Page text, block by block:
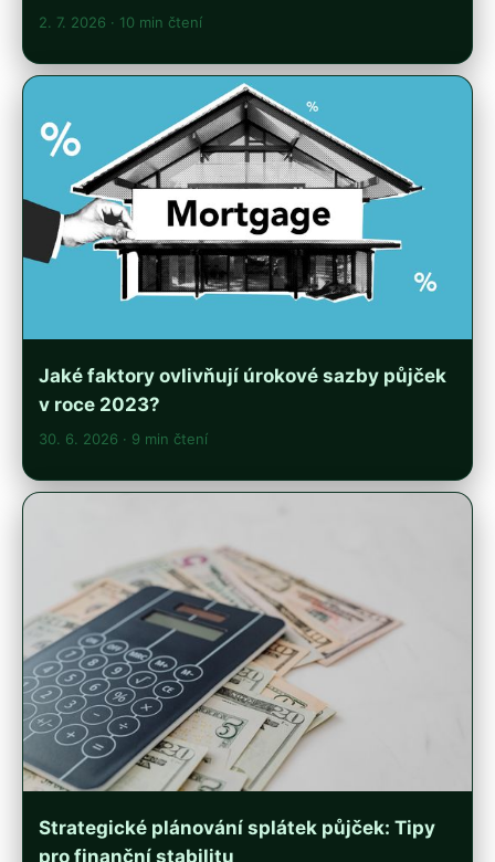
2. 7. 2026 · 10 min čtení
Jaké faktory ovlivňují úrokové sazby půjček
v roce 2023?
30. 6. 2026 · 9 min čtení
Strategické plánování splátek půjček: Tipy
pro finanční stabilitu